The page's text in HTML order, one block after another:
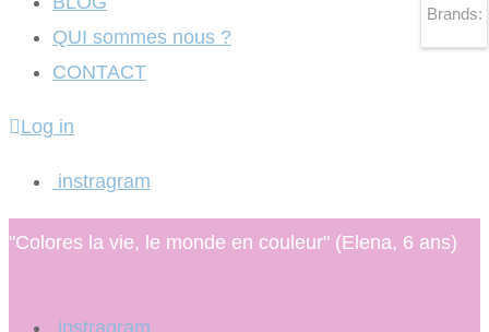
QUI sommes nous ?
CONTACT
Log in
instragram
"Colores la vie, le monde en couleur" (Elena, 6 ans)
instragram
Brands: